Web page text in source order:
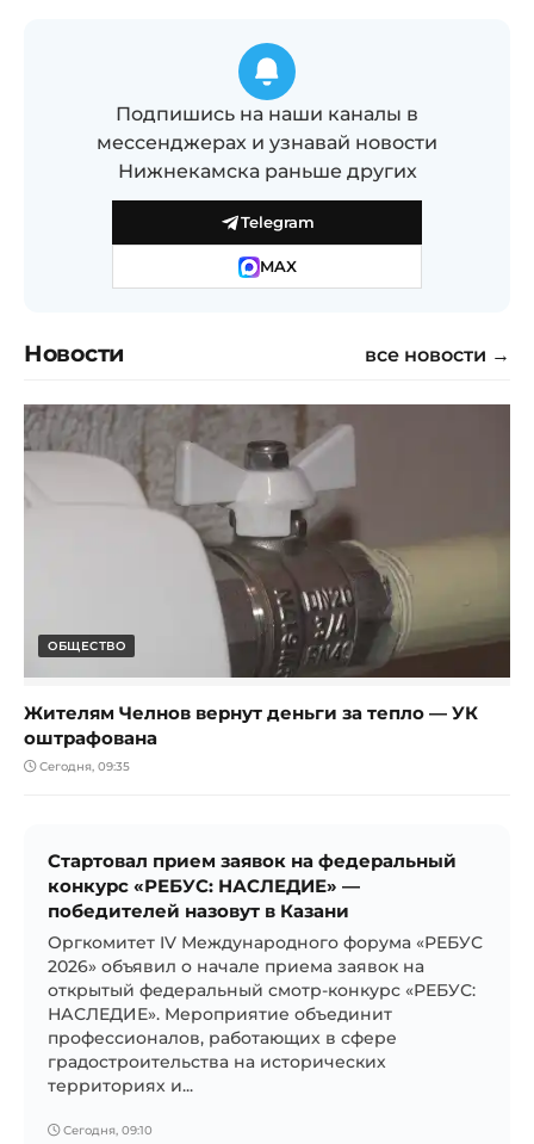
Подпишись на наши каналы в
мессенджерах и узнавай новости
Нижнекамска раньше других
Telegram
MAX
Новости все новости →
ОБЩЕСТВО
Жителям Челнов вернут деньги за тепло — УК
оштрафована
Сегодня, 09:35
Стартовал прием заявок на федеральный
конкурс «РЕБУС: НАСЛЕДИЕ» —
победителей назовут в Казани
Оргкомитет IV Международного форума «РЕБУС
2026» объявил о начале приема заявок на
открытый федеральный смотр-конкурс «РЕБУС:
НАСЛЕДИЕ». Мероприятие объединит
профессионалов, работающих в сфере
градостроительства на исторических
территориях и...
Сегодня, 09:10